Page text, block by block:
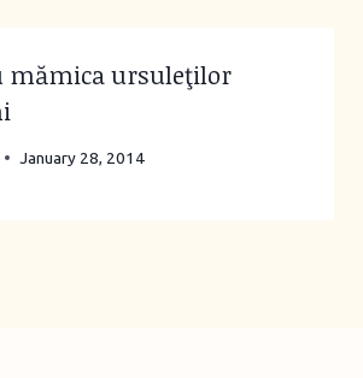
mămica ursuleţilor
January 28, 2014